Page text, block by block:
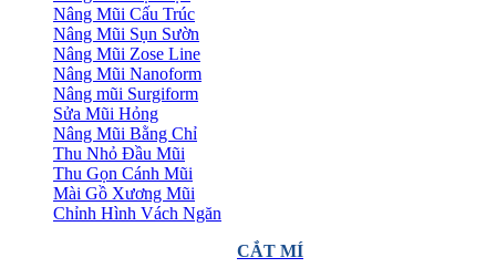
Nâng Mũi Cấu Trúc
Nâng Mũi Sụn Sườn
Nâng Mũi Zose Line
Nâng Mũi Nanoform
Nâng mũi Surgiform
Sửa Mũi Hỏng
Nâng Mũi Bằng Chỉ
Thu Nhỏ Đầu Mũi
Thu Gọn Cánh Mũi
Mài Gồ Xương Mũi
Chỉnh Hình Vách Ngăn
CẮT MÍ